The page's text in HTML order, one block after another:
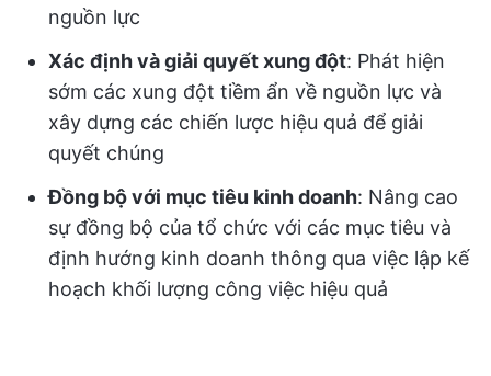
nguồn lực
Xác định và giải quyết xung đột: Phát hiện
sớm các xung đột tiềm ẩn về nguồn lực và
xây dựng các chiến lược hiệu quả để giải
quyết chúng
Đồng bộ với mục tiêu kinh doanh: Nâng cao
sự đồng bộ của tổ chức với các mục tiêu và
định hướng kinh doanh thông qua việc lập kế
hoạch khối lượng công việc hiệu quả